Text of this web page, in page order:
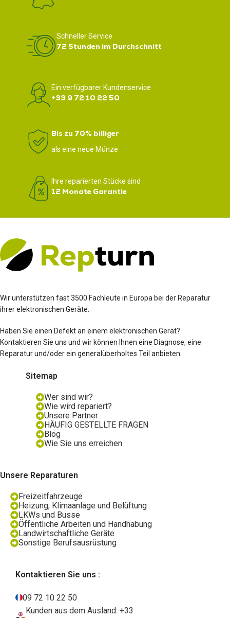
Schneller Service
72 Stunden im Durchschnitt
Ein verfügbarer Kundenservice
+33 9 72 10 22 50
Bis zu 70% billiger
als eine neue Münze
Ihre reparierten Stücke sind
12 Monate Garantie
Wir unterstützen fast 3500 Fachleute in Europa bei der Reparatur
ihrer elektronischen Geräte.
Haben Sie einen Defekt an einem elektronischen Gerät?
Kontaktieren Sie uns und wir können Ihnen eine Diagnose, eine
Reparatur und/oder ein generalüberholtes Teil anbieten.
Sitemap
Wer sind wir?
Wie wird repariert?
Unsere Partner
HÄUFIG GESTELLTE FRAGEN
Blog
Wie Sie uns erreichen
Unsere Reparaturen
Freizeitfahrzeuge
Heizung, Klimaanlage und Belüftung
LKWs und Busse
Öffentliche Arbeiten und Handhabung
Landwirtschaftliche Geräte
Sonstige Berufsausrüstung
Kontaktieren Sie uns :
09 72 10 22 50
Kunden aus dem Ausland: +33